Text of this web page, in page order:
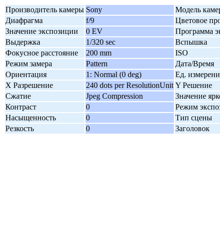
Производитель камеры Sony
Модель
Диафрагма
f/9
Цветовое
Значение экспозиции
0 EV
Программа
Выдержка
1/320 sec
Вспышка
Фокусное расстояние
200 mm
ISO
Режим замера
Pattern
Дата/Время
Ориентация
1: Normal (0 deg)
Ед.
X Разрешение
240 dots per ResolutionUnit Y Решение
Сжатие
Jpeg Compression
Значение
Контраст
0
Режим
Насыщенность
0
Тип сцены
Резкость
0 Заголовок